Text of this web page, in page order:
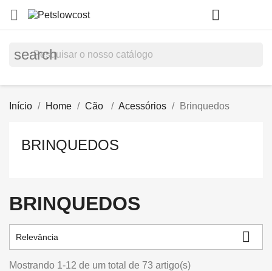
 
search
Início Home Cão Acessórios Brinquedos
BRINQUEDOS
BRINQUEDOS
Relevância 
Mostrando 1-12 de um total de 73 artigo(s)